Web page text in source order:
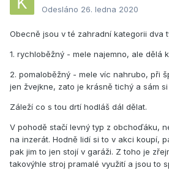
Odesláno 26. ledna 2020
Obecně jsou v té zahradní kategorii dva
1. rychloběžný - mele najemno, ale dělá
2. pomaloběžný - mele víc nahrubo, při
jen žvejkne, zato je krásně tichý a sám
Záleží co s tou drtí hodláš dál dělat.
V pohodě stačí levný typ z obchoďáku,
na inzerát. Hodně lidí si to v akci koupí,
pak jim to jen stojí v garáži. Z toho je
takovýhle stroj pramalé využití a jsou to